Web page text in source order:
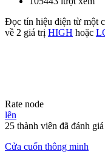
Đọc tín hiệu điện từ một
về 2 giá trị HIGH hoặc
Rate node
lên
25 thành viên đã đánh
Cửa cuốn thông minh